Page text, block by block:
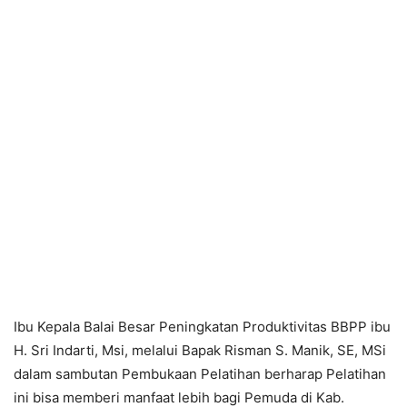
Ibu Kepala Balai Besar Peningkatan Produktivitas BBPP ibu
H. Sri Indarti, Msi, melalui Bapak Risman S. Manik, SE, MSi
dalam sambutan Pembukaan Pelatihan berharap Pelatihan
ini bisa memberi manfaat lebih bagi Pemuda di Kab.